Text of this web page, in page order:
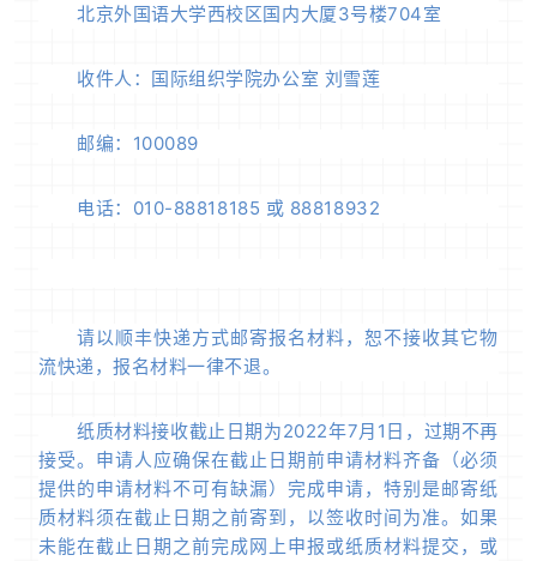
北京外国语大学西校区国内大厦3号楼704室
收件人：国际组织学院办公室 刘雪莲
邮编：100089
电话：010-88818185 或 88818932
请以顺丰快递方式邮寄报名材料，恕不接收其它物
流快递，报名材料一律不退。
纸质材料接收截止日期为2022年7月1日，过期不再
接受。申请人应确保在截止日期前申请材料齐备（必须
提供的申请材料不可有缺漏）完成申请，特别是邮寄纸
质材料须在截止日期之前寄到，以签收时间为准。如果
未能在截止日期之前完成网上申报或纸质材料提交，或